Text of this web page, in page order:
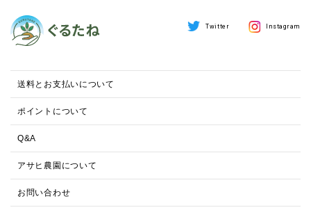
Twitter Instagram
送料とお支払いについて
ポイントについて
Q&A
アサヒ農園について
お問い合わせ